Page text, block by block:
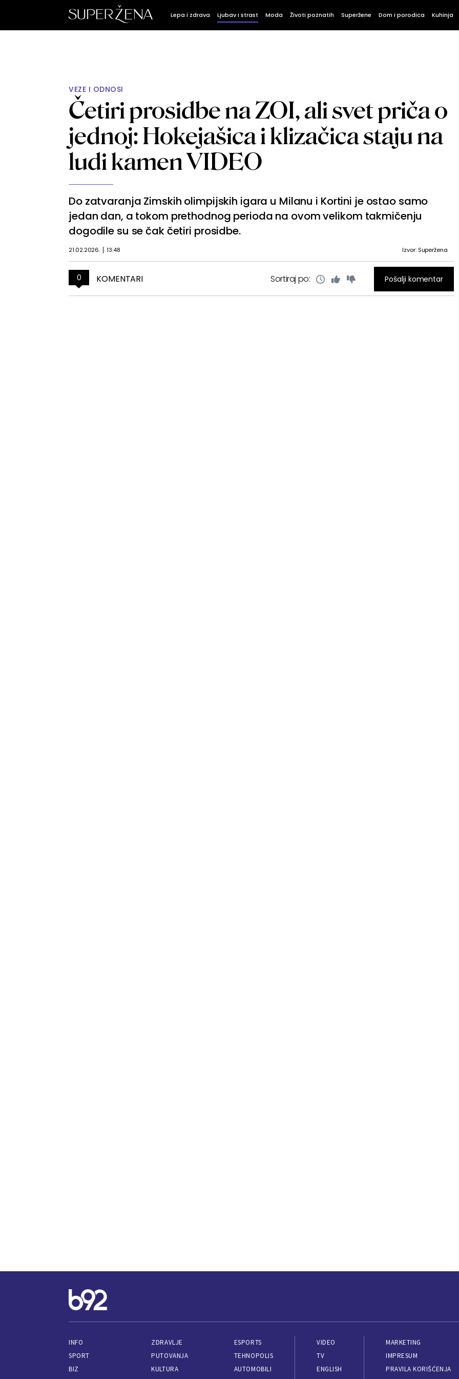
Lepa i zdrava Ljubav i strast Moda Životi poznatih Superžene Dom i porodica Kuhinja
VEZE I ODNOSI
Četiri prosidbe na ZOI, ali svet priča o
jednoj: Hokejašica i klizačica staju na
ludi kamen VIDEO
Do zatvaranja Zimskih olimpijskih igara u Milanu i Kortini je ostao samo
jedan dan, a tokom prethodnog perioda na ovom velikom takmičenju
dogodile su se čak četiri prosidbe.
21.02.2026. 13:48 Izvor: Superžena
0 KOMENTARI Sortiraj po: Pošalji komentar
INFO
SPORT
BIZ
ZDRAVLJE
PUTOVANJA
KULTURA
ESPORTS
TEHNOPOLIS
AUTOMOBILI
VIDEO
TV
ENGLISH
MARKETING
IMPRESUM
PRAVILA KORIŠĆENJA